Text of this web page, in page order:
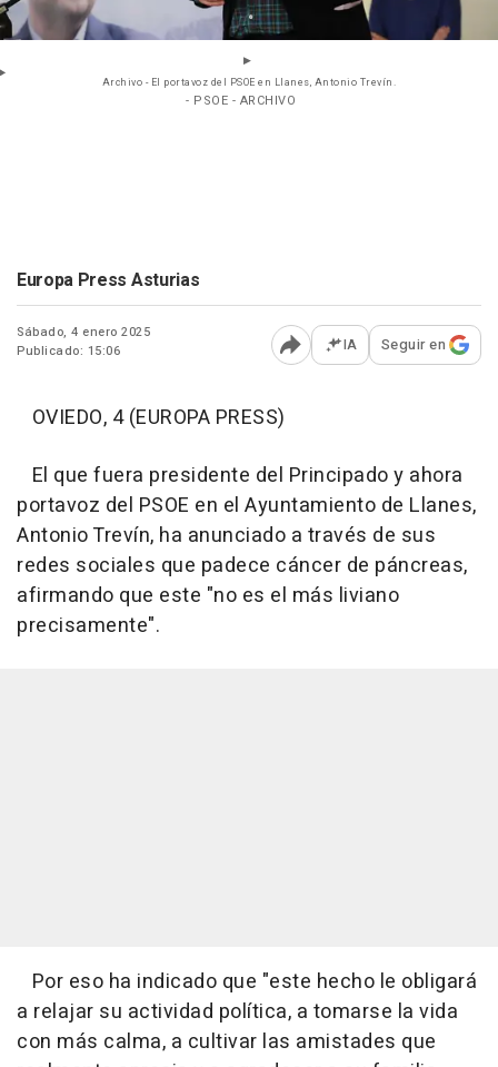
Archivo - El portavoz del PSOE en Llanes, Antonio Trevín.
- PSOE - ARCHIVO
Europa Press Asturias
Sábado, 4 enero 2025
Publicado: 15:06
Abrir opciones para
IA Seguir en
OVIEDO, 4 (EUROPA PRESS)
El que fuera presidente del Principado y ahora
portavoz del PSOE en el Ayuntamiento de Llanes,
Antonio Trevín, ha anunciado a través de sus
redes sociales que padece cáncer de páncreas,
afirmando que este "no es el más liviano
precisamente".
Por eso ha indicado que "este hecho le obligará
a relajar su actividad política, a tomarse la vida
con más calma, a cultivar las amistades que